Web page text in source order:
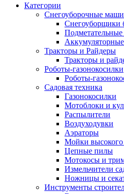
Категории
Снегоуборочные
Снегоуборщики
Тракторы и Райдеры
Тракторы и
Роботы-газонокосилки
Роботы-
Садовая техника
Газонокосилки
Мотоблоки и
Распылители
Воздуходувки
Аэраторы
Мойки высокого
Цепные пилы
Мотокосы и
Измельчители
Ножницы и
Инструменты